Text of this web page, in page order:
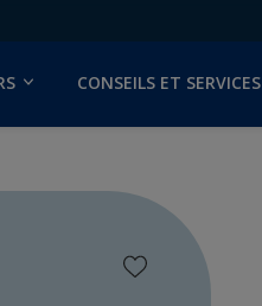
CONSEILS ET SERVICES